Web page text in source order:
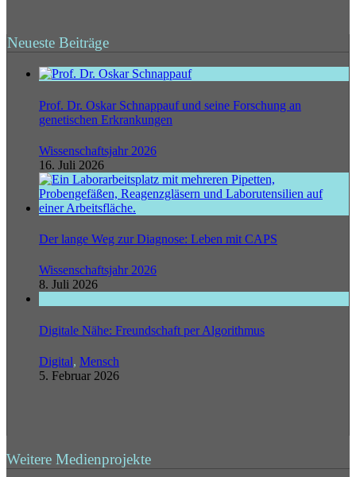
Neueste Beiträge
Prof. Dr. Oskar Schnappauf und seine Forschung an
genetischen Erkrankungen
Wissenschaftsjahr 2026
16. Juli 2026
Der lange Weg zur Diagnose: Leben mit CAPS
Wissenschaftsjahr 2026
8. Juli 2026
Digitale Nähe: Freundschaft per Algorithmus
Digital, Mensch
5. Februar 2026
Weitere Medienprojekte